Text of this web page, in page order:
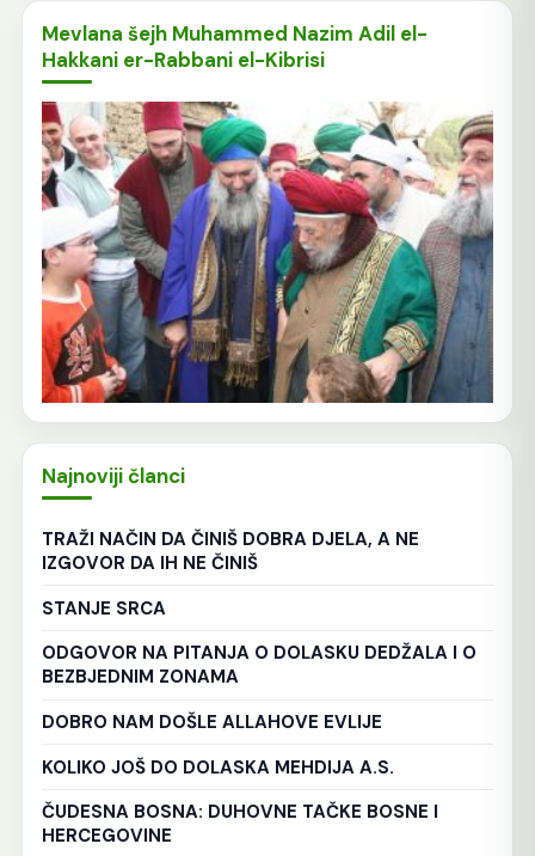
Mevlana šejh Muhammed Nazim Adil el-
Hakkani er-Rabbani el-Kibrisi
Najnoviji članci
TRAŽI NAČIN DA ČINIŠ DOBRA DJELA, A NE
IZGOVOR DA IH NE ČINIŠ
STANJE SRCA
ODGOVOR NA PITANJA O DOLASKU DEDŽALA I O
BEZBJEDNIM ZONAMA
DOBRO NAM DOŠLE ALLAHOVE EVLIJE
KOLIKO JOŠ DO DOLASKA MEHDIJA A.S.
ČUDESNA BOSNA: DUHOVNE TAČKE BOSNE I
HERCEGOVINE